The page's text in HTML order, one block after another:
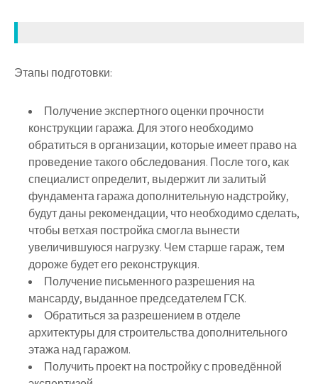
Этапы подготовки:
Получение экспертного оценки прочности
конструкции гаража. Для этого необходимо
обратиться в организации, которые имеет право на
проведение такого обследования. После того, как
специалист определит, выдержит ли залитый
фундамента гаража дополнительную надстройку,
будут даны рекомендации, что необходимо сделать,
чтобы ветхая постройка смогла вынести
увеличившуюся нагрузку. Чем старше гараж, тем
дороже будет его реконструкция.
Получение письменного разрешения на
мансарду, выданное председателем ГСК.
Обратиться за разрешением в отделе
архитектуры для строительства дополнительного
этажа над гаражом.
Получить проект на постройку с проведённой